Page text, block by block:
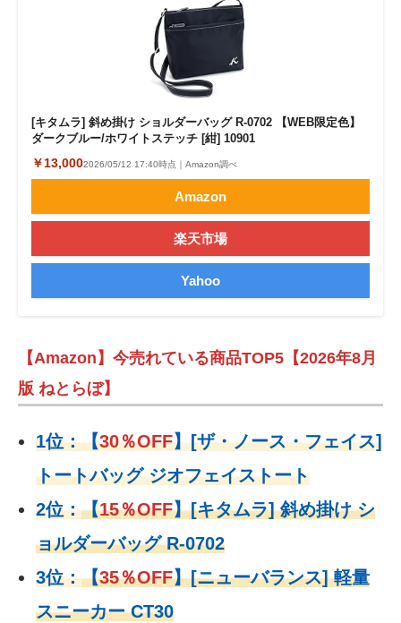
[キタムラ] 斜め掛け ショルダーバッグ R-0702 【WEB限定色】
ダークブルー/ホワイトステッチ [紺] 10901
￥13,0002026/05/12 17:40時点｜Amazon調べ
Amazon
楽天市場
Yahoo
【Amazon】今売れている商品TOP5【2026年8月
版 ねとらぼ】
1位：【30％OFF】[ザ・ノース・フェイス]
トートバッグ ジオフェイストート
2位：【15％OFF】[キタムラ] 斜め掛け シ
ョルダーバッグ R-0702
3位：【35％OFF】[ニューバランス] 軽量
スニーカー CT30